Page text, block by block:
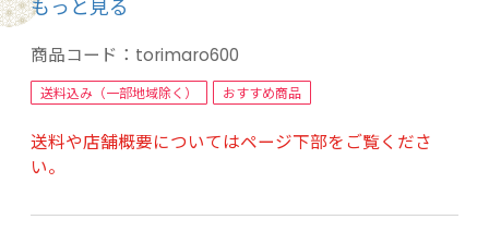
たっぷりのお野菜と一緒にお召し上がりくださ
い。
濃縮スープになっておりますので冷凍庫保存も
コンパクトです。
■おうちでも簡単にお店の味が再現出来ますよ
うカラーのレシピを同梱しております。
■ギフト・贈答品に：当店では「金額のわかる
商品コード： torimaro600
送料込み（一部地域除く） おすすめ商品
送料や店舗概要についてはページ下部をご覧くださ
い。